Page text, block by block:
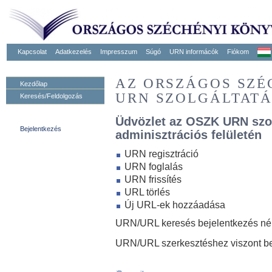
Kapcsolat Adatkezelés Impresszum Súgó URN informácók Fiókom
Kezdőlap
Keresés/Feldolgozás
Bejelentkezés
AZ ORSZÁGOS
URN
Üdvözlet az OSZK URN
adminisztrációs felületén
URN regisztráció
URN foglalás
URN frissítés
URL törlés
Új URL-ek hozzáadása
URN/URL keresés bejelentkezés
URN/URL szerkesztéshez viszont